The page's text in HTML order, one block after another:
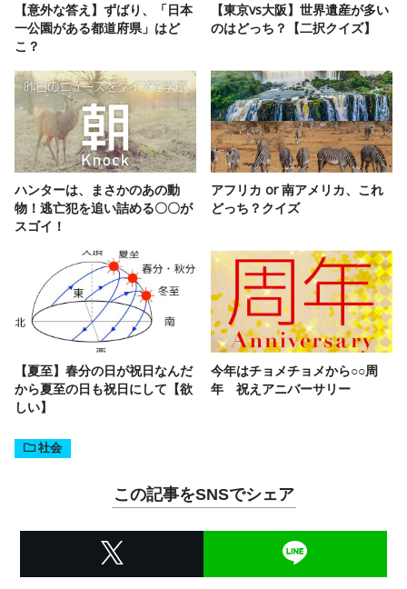
【意外な答え】ずばり、「日本
一公園がある都道府県」はど
こ？
【東京vs大阪】世界遺産が多い
のはどっち？【二択クイズ】
ハンターは、まさかのあの動
物！逃亡犯を追い詰める〇〇が
スゴイ！
アフリカ or 南アメリカ、これ
どっち？クイズ
【夏至】春分の日が祝日なんだ
から夏至の日も祝日にして【欲
しい】
今年はチョメチョメから○○周
年 祝えアニバーサリー
社会
この記事をSNSでシェア